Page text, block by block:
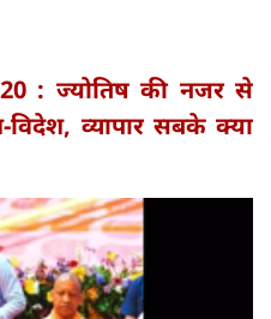
: ज्योतिष की नजर से
व्यापार सबके क्या